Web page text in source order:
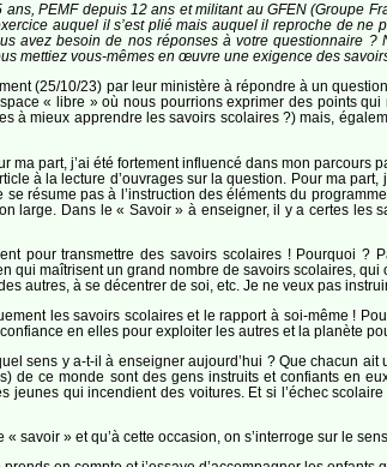
PEMF depuis 12 ans et militant au GFEN (Groupe
auquel il s’est plié mais auquel il reproche de
avez besoin de nos réponses à votre questionnaire
mettiez vous-mêmes en œuvre une exigence des
(25/10/23) par leur ministère à répondre à un
« libre » où nous pourrions exprimer des points
à mieux apprendre les savoirs scolaires ?) mais,
ma part, j’ai été fortement influencé dans mon
à la lecture d’ouvrages sur la question. Pour ma
se résume pas à l’instruction des éléments du
large. Dans le « Savoir » à enseigner, il y a certes
pour transmettre des savoirs scolaires ! Pourquoi ?
qui maîtrisent un grand nombre de savoirs scolaires,
autres, à se décentrer de soi, etc. Je ne veux pas
les savoirs scolaires et le rapport à soi-même !
en elles pour exploiter les autres et la planète
sens y a-t-il à enseigner aujourd’hui ? Que chacun
de ce monde sont des gens instruits et confiants en
jeunes qui incendient des voitures. Et si l’échec
savoir » et qu’à cette occasion, on s’interroge sur le